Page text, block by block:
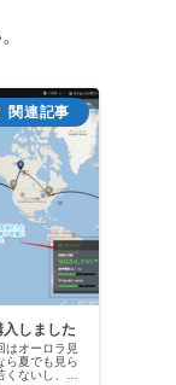
しました
はオーロラ見
ら夏でも見ら
ないし、ビ